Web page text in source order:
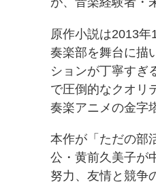
原作小説は2013
奏楽部を舞台に描
ションが丁寧すぎ
で圧倒的なクオリ
奏楽アニメの金字
本作が「ただの部
公・黄前久美子が
努力、友情と競争